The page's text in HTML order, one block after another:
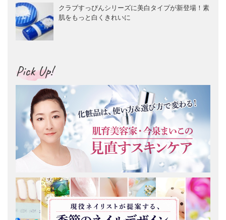
クラブすっぴんシリーズに美白タイプが新登場！素
肌をもっと白くきれいに
Pick Up!